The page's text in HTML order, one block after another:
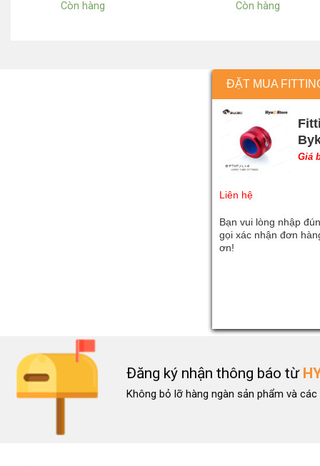
Còn hàng Còn hàng
ĐẶT MUA
Giá
Liên hệ
Bạn vui lòng nhập
gọi xác nhận đơn
ơn!
Đăng ký nhận thông báo từ
Không bỏ lỡ hàng ngàn sản phẩm và